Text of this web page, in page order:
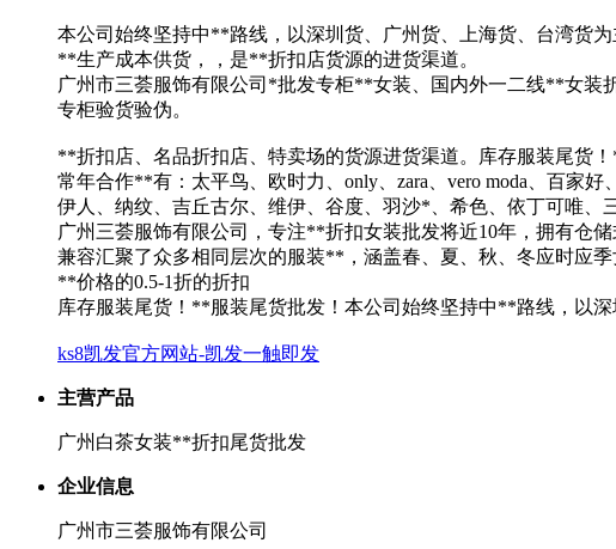
本公司始终坚持中**路线，以深圳货、广州货、上海货、台湾货
**生产成本供货，，是**折扣店货源的进货渠道。
广州市三荟服饰有限公司*批发专柜**女装、国内外一二线**女
专柜验货验伪。
**折扣店、名品折扣店、特卖场的货源进货渠道。库存服装尾货！
常年合作**有：太平鸟、欧时力、only、zara、vero moda、百家
伊人、纳纹、吉丘古尔、维伊、谷度、羽沙*、希色、依丁可唯
广州三荟服饰有限公司，专注**折扣女装批发将近10年，拥有仓
兼容汇聚了众多相同层次的服装**，涵盖春、夏、秋、冬应时应
**价格的0.5-1折的折扣
库存服装尾货！**服装尾货批发！本公司始终坚持中**路线，以
ks8凯发官方网站-凯发一触即发
主营产品
广州白茶女装**折扣尾货批发
企业信息
广州市三荟服饰有限公司